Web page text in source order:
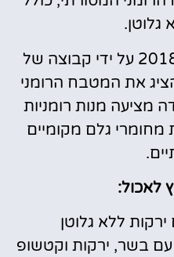
גלוטן.
המסעדה נוסדה בשנת 2018 על ידי קבוצה של
את המטבח הרומני
מציעה מנות רומניות
מחומרי גלם מקומיים
לאכול:
ללא גלוטן
עם בשר, ירקות וקטשופ